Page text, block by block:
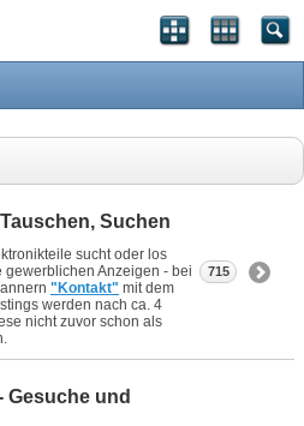
Suchen
sucht oder los
gewerblichen Anzeigen - bei
"Kontakt" mit dem
werden nach ca. 4
nicht zuvor schon als
715
Gesuche und